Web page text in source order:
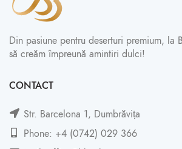
Din pasiune pentru deserturi premium, la
să creăm împreună amintiri dulci!
CONTACT
Str. Barcelona 1, Dumbrăvița
Phone: +4 (0742) 029 366